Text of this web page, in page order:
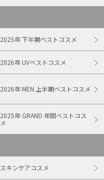
2025年 下半期ベストコスメ
2026年 UVベストコスメ
2026年 MEN 上半期ベストコスメ
2025年 GRAND 年間ベストコス
メ
スキンケアコスメ